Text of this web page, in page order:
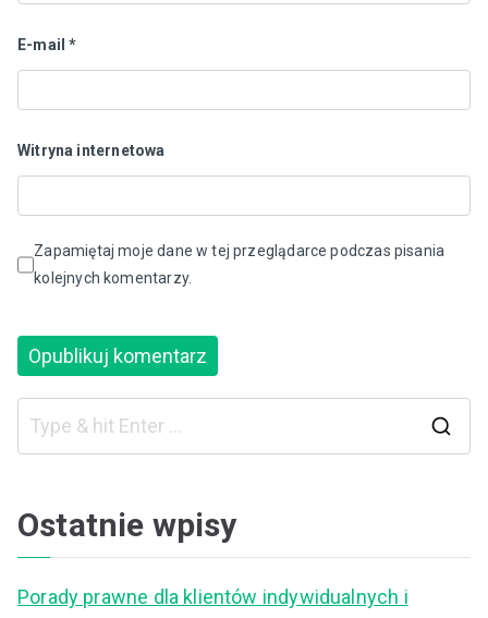
E-mail*
Witryna internetowa
Zapamiętaj moje dane w tej przeglądarce podczas pisania
kolejnych komentarzy.
Ostatnie wpisy
Porady prawne dla klientów indywidualnych i